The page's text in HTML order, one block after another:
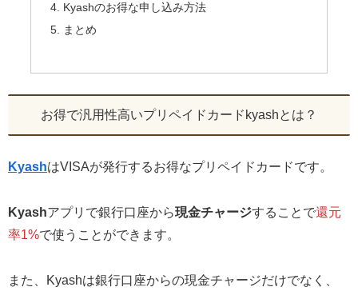
Kyashのお得な申し込み方法
まとめ
お得で汎用性高いプリペイドカードkyashとは？
KyashはVISAが発行するお得なプリペイドカードです。
Kyashアプリで銀行口座から現金チャージすることで還元
率1%で使うことができます。
また、Kyashは銀行口座からの現金チャージだけでなく、